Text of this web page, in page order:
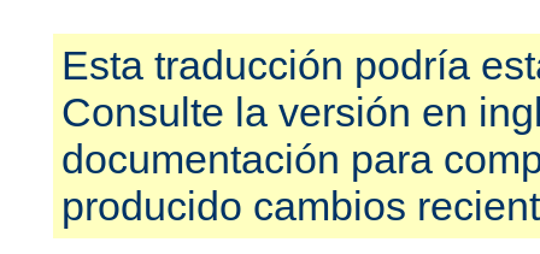
Esta traducción podría
Consulte la versión en
documentación para
producido cambios